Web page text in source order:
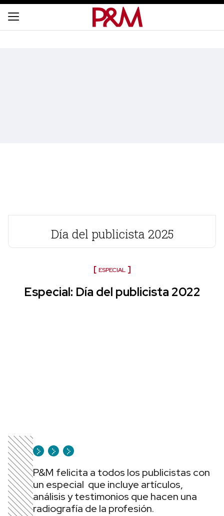
Día del publicista 2025
ESPECIAL
Especial: Día del publicista 2022
P&M felicita a todos los publicistas con
un especial que incluye artículos,
análisis y testimonios que hacen una
radiografía de la profesión.